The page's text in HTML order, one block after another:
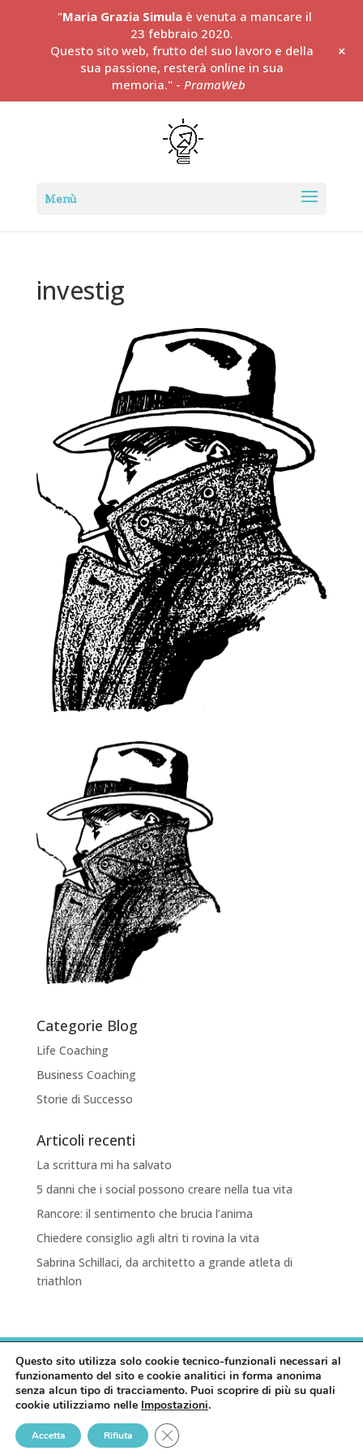
investig
Categorie Blog
Life Coaching
Business Coaching
Storie di Successo
Articoli recenti
La scrittura mi ha salvato
5 danni che i social possono creare nella tua vita
Rancore: il sentimento che brucia l’anima
Chiedere consiglio agli altri ti rovina la vita
Sabrina Schillaci, da architetto a grande atleta di
triathlon
HOME PRIVACY POLICY COOKIE POLICY
© GREIS COMPANY - P.IVA 02695660908 - Web
ProjectPramaWeb
"Maria Grazia Simulaè venuta a mancare il
23 febbraio 2020.
Questo sito web, frutto del suo lavoro e della
sua passione, resterà online in sua
memoria." - PramaWeb
+
Questo sito utilizza solo cookie tecnico-funzionali necessari al
funzionamento del sito e cookie analitici in forma anonima
senza alcun tipo di tracciamento. Puoi scoprire di più su quali
cookie utilizziamo nelle Impostazioni.
Accetta Rifiuta Close GDPR Cookie Banner